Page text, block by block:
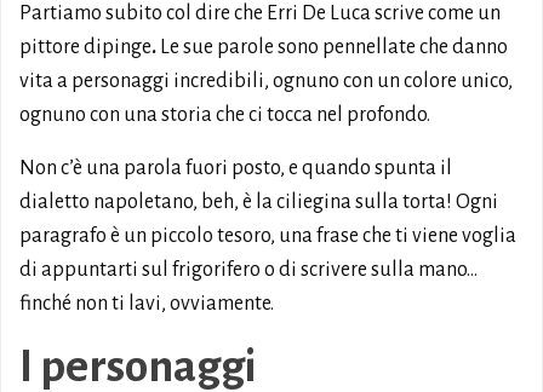
Partiamo subito col dire che Erri De Luca scrive come un
pittore dipinge. Le sue parole sono pennellate che danno
vita a personaggi incredibili, ognuno con un colore unico,
ognuno con una storia che ci tocca nel profondo.
Non c’è una parola fuori posto, e quando spunta il
dialetto napoletano, beh, è la ciliegina sulla torta! Ogni
paragrafo è un piccolo tesoro, una frase che ti viene voglia
di appuntarti sul frigorifero o di scrivere sulla mano…
finché non ti lavi, ovviamente.
I personaggi